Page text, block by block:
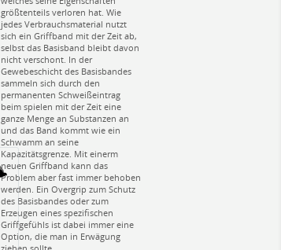
größtenteils verloren hat. Wie
jedes Verbrauchsmaterial nutzt
sich ein Griffband mit der Zeit ab,
selbst das Basisband bleibt davon
nicht verschont. In der
Gewebeschicht des Basisbandes
sammeln sich durch den
permanenten Schweißeintrag
beim spielen mit der Zeit eine
ganze Menge an Substanzen an
und das Band kommt wie ein
Schwamm an seine
Kapazitätsgrenze. Mit einerm
neuen Griffband kann das
Problem aber fast immer behoben
werden. Ein Overgrip zum Schutz
des Basisbandes oder zum
Erzeugen eines spezifischen
Griffgefühls ist dabei immer eine
Option, die man in Erwägung